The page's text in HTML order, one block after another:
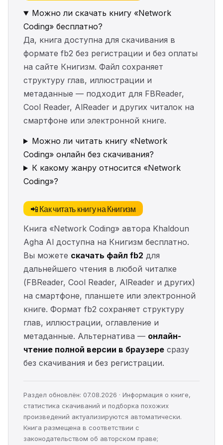
Можно ли скачать книгу «Network
Coding» бесплатно?
Да, книга доступна для скачивания в
формате fb2 без регистрации и без оплаты
на сайте Книгизм. Файл сохраняет
структуру глав, иллюстрации и
метаданные — подходит для FBReader,
Cool Reader, AlReader и других читалок на
смартфоне или электронной книге.
Можно ли читать книгу «Network
Coding» онлайн без скачивания?
К какому жанру относится «Network
Coding»?
📲 Как читать книгу на Книгизм
Книга «Network Coding» автора Khaldoun
Agha Al доступна на Книгизм бесплатно.
Вы можете скачать файл fb2 для
дальнейшего чтения в любой читалке
(FBReader, Cool Reader, AlReader и других)
на смартфоне, планшете или электронной
книге. Формат fb2 сохраняет структуру
глав, иллюстрации, оглавление и
метаданные. Альтернатива — онлайн-
чтение полной версии в браузере сразу
без скачивания и без регистрации.
Раздел обновлён: 07.08.2026 · Информация о книге,
статистика скачиваний и подборка похожих
произведений актуализируются автоматически.
Книга размещена в соответствии с
законодательством об авторском праве;